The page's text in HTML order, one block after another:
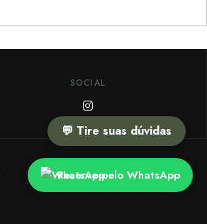
Reserve pelo WhatsApp
SOCIAL
💬 Tire suas dúvidas